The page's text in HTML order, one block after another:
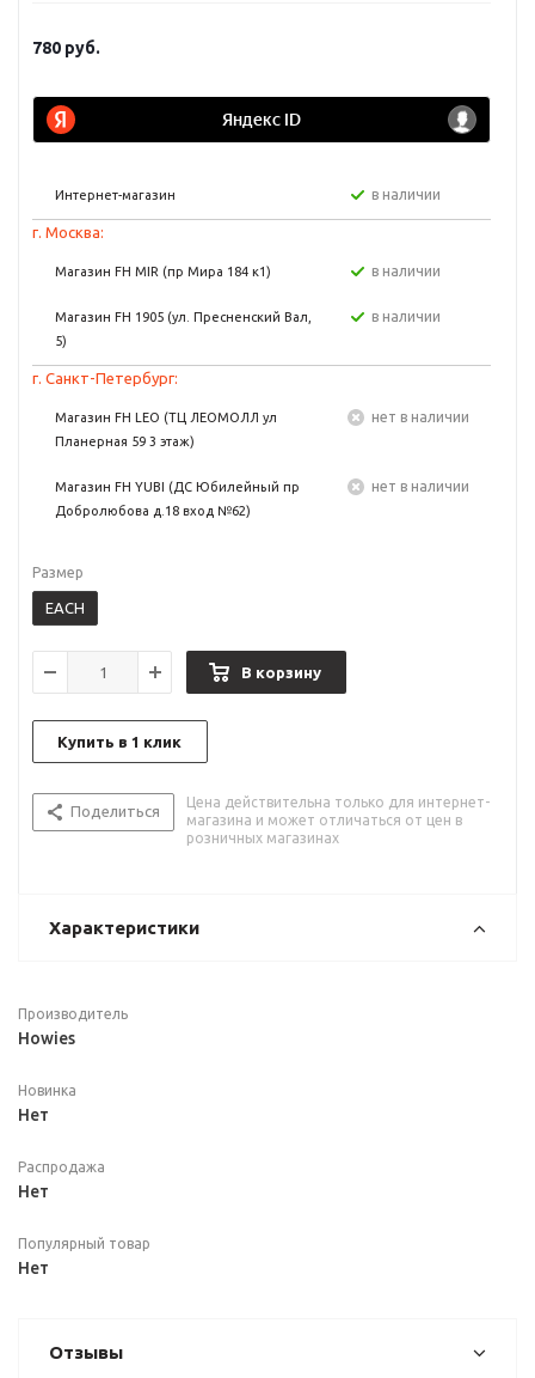
780 руб.
Интернет-магазин в наличии
г. Москва:
Магазин FH MIR (пр Мира 184 к1) в наличии
Магазин FH 1905 (ул. Пресненский Вал,
5)
в наличии
г. Санкт-Петербург:
Магазин FH LEO (ТЦ ЛЕОМОЛЛ ул
Планерная 59 3 этаж)
Нет в наличии
Магазин FH YUBI (ДС Юбилейный пр
Добролюбова д.18 вход №62)
Нет в наличии
Размер
EACH
В корзину
Купить в 1 клик
Поделиться
Цена действительна только для интернет-
магазина и может отличаться от цен в
розничных магазинах
Характеристики
Производитель
Howies
Новинка
Нет
Распродажа
Нет
Популярный товар
Нет
Отзывы